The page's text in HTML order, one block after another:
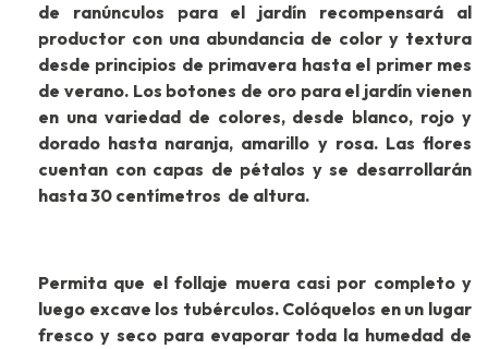
de ranúnculos para el jardín recompensará al
productor con una abundancia de color y textura
desde principios de primavera hasta el primer mes
de verano. Los botones de oro para el jardín vienen
en una variedad de colores, desde blanco, rojo y
dorado hasta naranja, amarillo y rosa. Las flores
cuentan con capas de pétalos y se desarrollarán
hasta 30 centímetros de altura.
Permita que el follaje muera casi por completo y
luego excave los tubérculos. Colóquelos en un lugar
fresco y seco para evaporar toda la humedad de